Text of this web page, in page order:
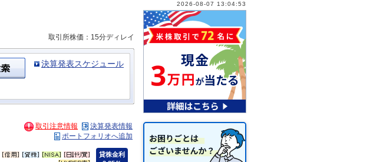
2026-08-07 13:04:53
取引所株価：15分ディレイ
決算発表スケジュール
取引注意情報
決算発表情報
ポートフォリオへ追加
貸株金利